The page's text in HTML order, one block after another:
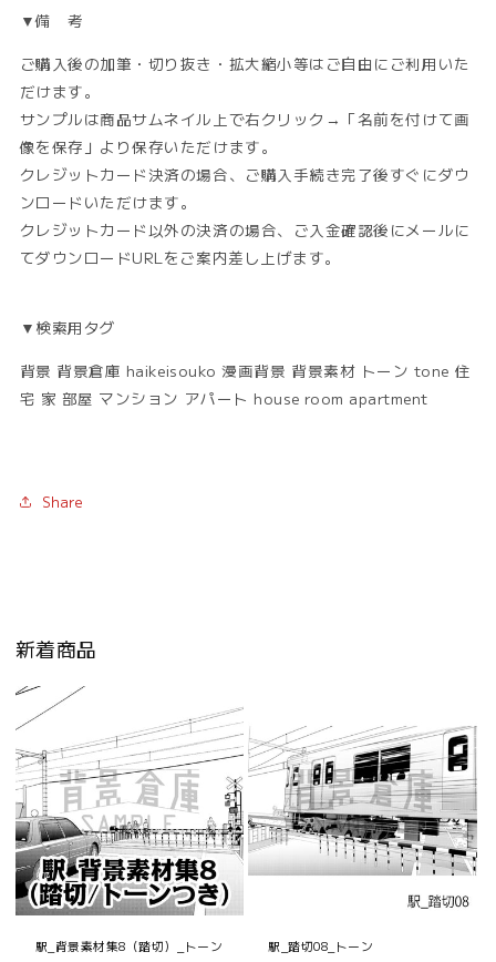
▼備 考
ご購入後の加筆・切り抜き・拡大縮小等はご自由にご利用いた
だけます。
サンプルは商品サムネイル上で右クリック→「名前を付けて画
像を保存」より保存いただけます。
クレジットカード決済の場合、ご購入手続き完了後すぐにダウ
ンロードいただけます。
クレジットカード以外の決済の場合、ご入金確認後にメールに
てダウンロードURLをご案内差し上げます。
▼検索用タグ
背景 背景倉庫 haikeisouko 漫画背景 背景素材 トーン tone 住
宅 家 部屋 マンション アパート house room apartment
Share
新着商品
駅_背景素材集8（踏切）_トーン 駅_踏切08_トーン